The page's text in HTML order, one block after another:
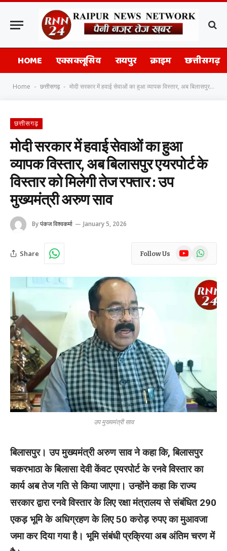
HOME एक्सक्लूसिव रायपुर क्राइम छत्तीसगढ़
Home - छत्तीसगढ़ - मोदी सरकार में हवाई सेवाओं का हुआ व्यापक विस्तार, अब बिलासपुर एयरपोर्ट के विस्तार को मिलेगी तेज रफ्तार : उप मुख्यमंत्री अरुण साव
छत्तीसगढ़
मोदी सरकार में हवाई सेवाओं का हुआ
व्यापक विस्तार, अब बिलासपुर एयरपोर्ट के
विस्तार को मिलेगी तेज रफ्तार : उप
मुख्यमंत्री अरुण साव
Byपंकज विश्वकर्मा January 5, 2026
Share Follow Us YouTubeWhatsApp
उप मुख्यमंत्री साव
बिलासपुर। उप मुख्यमंत्री अरुण साव ने कहा कि, बिलासपुर
चकरभाठा के बिलासा देवी केंवट एयरपोर्ट के रनवे विस्तार का
कार्य अब तेज गति से किया जाएगा। उन्होंने कहा कि राज्य
सरकार द्वारा रनवे विस्तार के लिए रक्षा मंत्रालय से संबंधित 290
एकड़ भूमि के अधिग्रहण के लिए 50 करोड़ रुपए का मुआवजा
जमा कर दिया गया है। भूमि संबंधी प्रक्रिया अब अंतिम चरण में